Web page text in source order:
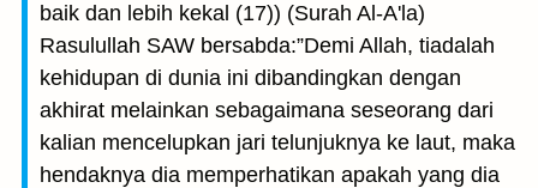
baik dan lebih kekal (17)) (Surah Al-A'la)
Rasulullah SAW bersabda:”Demi Allah, tiadalah
kehidupan di dunia ini dibandingkan dengan
akhirat melainkan sebagaimana seseorang dari
kalian mencelupkan jari telunjuknya ke laut, maka
hendaknya dia memperhatikan apakah yang dia